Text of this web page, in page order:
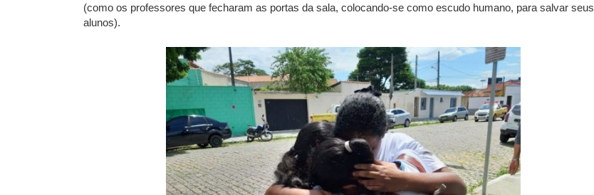
(como os professores que fecharam as portas da sala, colocando-se como escudo humano, para salvar seus
alunos).